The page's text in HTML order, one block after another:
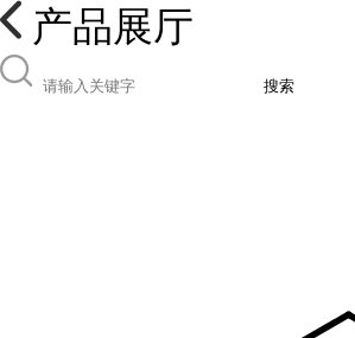
产品展厅
搜索